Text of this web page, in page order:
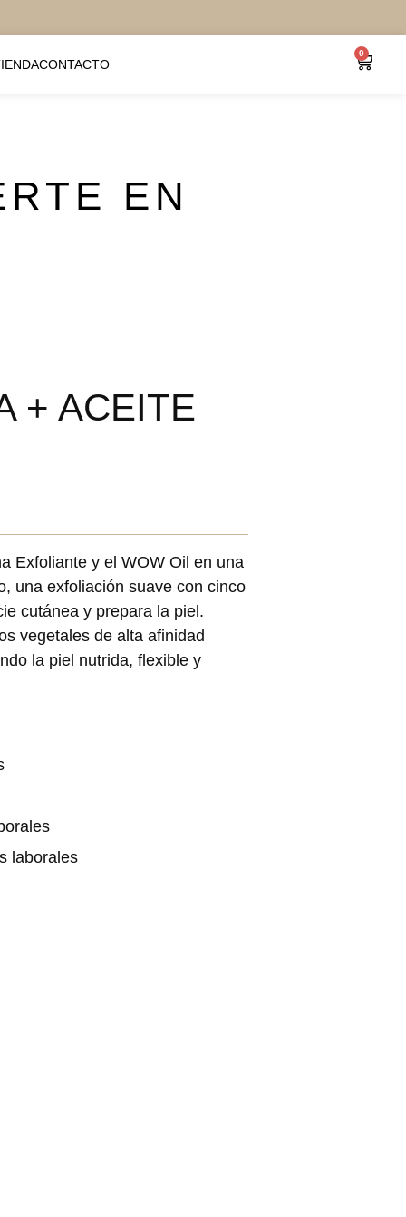
CONTACTO
0
EN
+ ACEITE
Exfoliante y el WOW Oil en una
una exfoliación suave con cinco
cutánea y prepara la piel.
vegetales de alta afinidad
la piel nutrida, flexible y
laborales